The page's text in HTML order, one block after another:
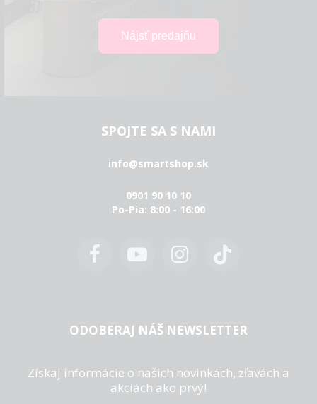
SPOJTE SA S NAMI
info@smartshop.sk
0901 90 10 10
Po-Pia: 8:00 - 16:00
ODOBERAJ NÁŠ NEWSLETTER
Získaj informácie o našich novinkách, zľavách a
akciách ako prvý!